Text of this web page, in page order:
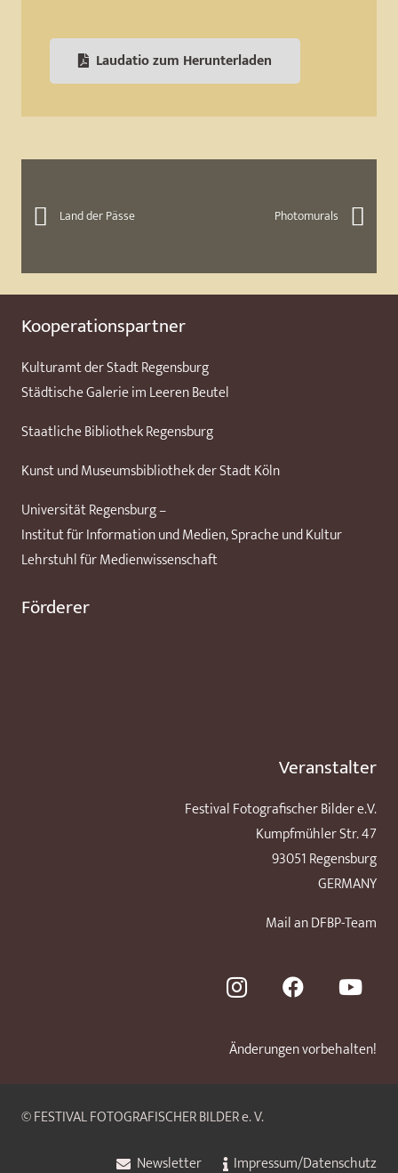
Laudatio zum Herunterladen
Land der Pässe Photomurals
Kooperationspartner
Kulturamt der Stadt Regensburg
Städtische Galerie im Leeren Beutel
Staatliche Bibliothek Regensburg
Kunst und Museumsbibliothek der Stadt Köln
Universität Regensburg –
Institut für Information und Medien, Sprache und Kultur
Lehrstuhl für Medienwissenschaft
Förderer
Veranstalter
Festival Fotografischer Bilder e.V.
Kumpfmühler Str. 47
93051 Regensburg
GERMANY
Mail an DFBP-Team
Änderungen vorbehalten!
© FESTIVAL FOTOGRAFISCHER BILDER e. V.
Newsletter
Impressum/Datenschutz